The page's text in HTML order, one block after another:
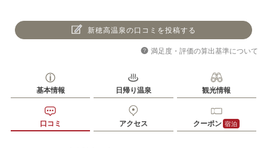
新穂高温泉の口コミを投稿する
満足度・評価の算出基準について
基本情報 日帰り温泉 観光情報
口コミ アクセス クーポン 宿泊